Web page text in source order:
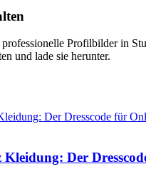
Profilbilder in
und lade sie herunter.
Kleidung: Der